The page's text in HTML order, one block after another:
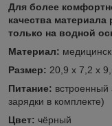
Для более
качества
только на водной
Материал:
Размер: 20,9 x 7,2 x
Питание: встроенный
зарядки в комплекте)
Цвет: чёрный